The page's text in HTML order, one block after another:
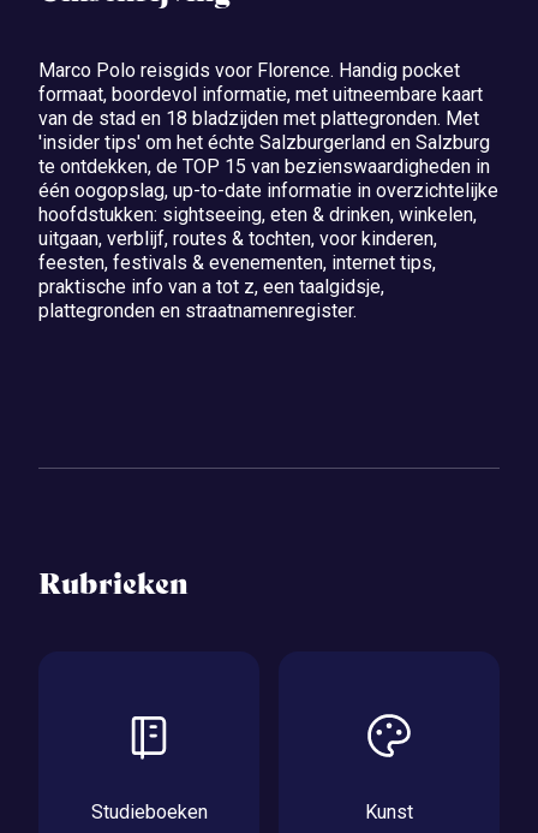
Marco Polo reisgids voor Florence. Handig pocket
formaat, boordevol informatie, met uitneembare kaart
van de stad en 18 bladzijden met plattegronden. Met
'insider tips' om het échte Salzburgerland en Salzburg
te ontdekken, de TOP 15 van bezienswaardigheden in
één oogopslag, up-to-date informatie in overzichtelijke
hoofdstukken: sightseeing, eten & drinken, winkelen,
uitgaan, verblijf, routes & tochten, voor kinderen,
feesten, festivals & evenementen, internet tips,
praktische info van a tot z, een taalgidsje,
plattegronden en straatnamenregister.
Rubrieken
Studieboeken Kunst